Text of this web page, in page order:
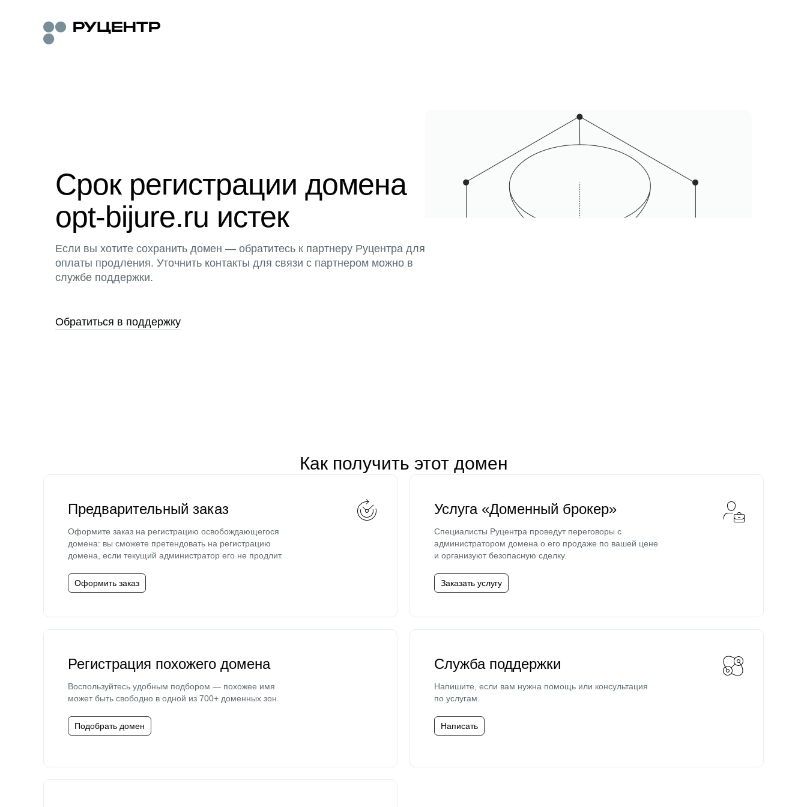
Срок регистрации домена
opt-bijure.ru истек
Если вы хотите сохранить домен — обратитесь к партнеру Руцентра для
оплаты продления. Уточнить контакты для связи с партнером можно в
службе поддержки.
Обратиться в поддержку
Как получить этот домен
Предварительный заказ
Оформите заказ на регистрацию освобождающегося
домена: вы сможете претендовать на регистрацию
домена, если текущий администратор его не продлит.
Оформить заказ
Услуга «Доменный брокер»
Специалисты Руцентра проведут переговоры с
администратором домена о его продаже по вашей цене
и организуют безопасную сделку.
Заказать услугу
Регистрация похожего домена
Воспользуйтесь удобным подбором — похожее имя
может быть свободно в одной из 700+ доменных зон.
Подобрать домен
Служба поддержки
Напишите, если вам нужна помощь или консультация
по услугам.
Написать